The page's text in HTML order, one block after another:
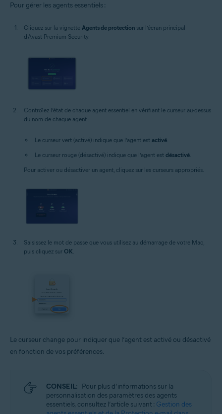
Pour gérer les agents essentiels :
Cliquez sur la vignette Agents de protection sur l’écran principal
d’Avast Premium Security.
Contrôlez l’état de chaque agent essentiel en vérifiant le curseur au-dessus
du nom de chaque agent :
Le curseur vert (activé) indique que l’agent est activé.
Le curseur rouge (désactivé) indique que l’agent est désactivé.
Pour activer ou désactiver un agent, cliquez sur les curseurs appropriés.
Saisissez le mot de passe que vous utilisez au démarrage de votre Mac,
puis cliquez sur OK
Le curseur change pour indiquer que l’agent est activé ou désactivé
en fonction de vos préférences.
CONSEIL: Pour plus d’informations sur la
personnalisation des paramètres des agents
essentiels, consultez l’article suivant : Gestion des